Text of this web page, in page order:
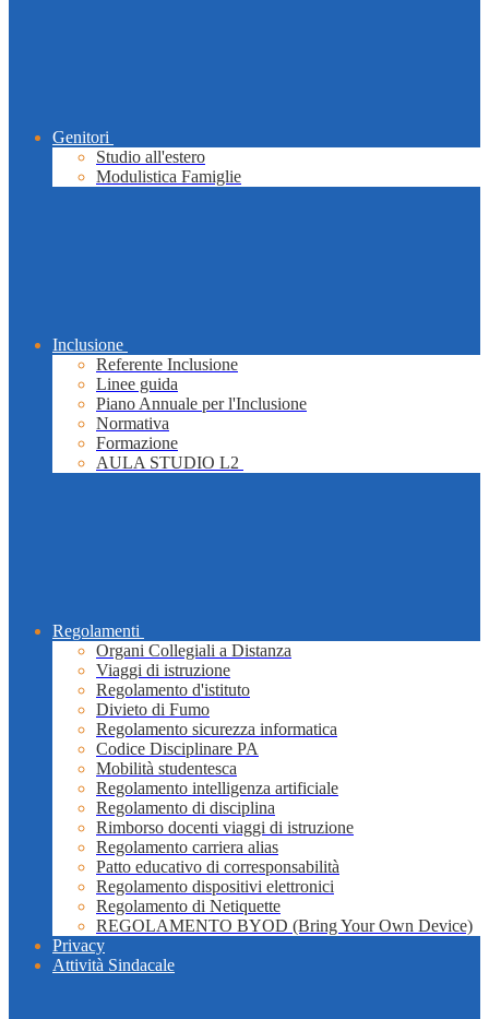
Genitori
Studio all'estero
Modulistica Famiglie
Inclusione
Referente Inclusione
Linee guida
Piano Annuale per l'Inclusione
Normativa
Formazione
AULA STUDIO L2
Regolamenti
Organi Collegiali a Distanza
Viaggi di istruzione
Regolamento d'istituto
Divieto di Fumo
Regolamento sicurezza informatica
Codice Disciplinare PA
Mobilità studentesca
Regolamento intelligenza artificiale
Regolamento di disciplina
Rimborso docenti viaggi di istruzione
Regolamento carriera alias
Patto educativo di corresponsabilità
Regolamento dispositivi elettronici
Regolamento di Netiquette
REGOLAMENTO BYOD (Bring Your Own Device)
Privacy
Attività Sindacale